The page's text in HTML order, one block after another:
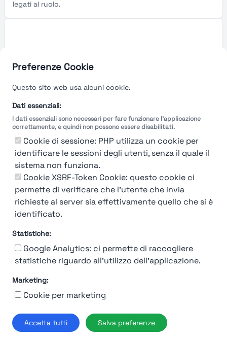
Preferenze Cookie
Questo sito web usa alcuni cookie.
Dati essenziali:
I dati essenziali sono necessari per fare funzionare l'applicazione
correttamente, e quindi non possono essere disabilitati.
Cookie di sessione: PHP utilizza un cookie per
identificare le sessioni degli utenti, senza il quale il
sistema non funziona.
Cookie XSRF-Token Cookie: questo cookie ci
permette di verificare che l'utente che invia
richieste al server sia effettivamente quello che si è
identificato.
Statistiche:
Google Analytics: ci permette di raccogliere
statistiche riguardo all'utilizzo dell'applicazione.
Marketing:
Cookie per marketing
Accetta tutti Salva preferenze
legati al ruolo.
You're Not logged in
LoginorIscrivitiper vedere
Termini e Condizioni
© 2019-2026 Stupendio. Tutti i diritti riservati | Smarteris S.r.l. P.IVA
02659750992 | Capitale Sociale € 2.550 i.v.